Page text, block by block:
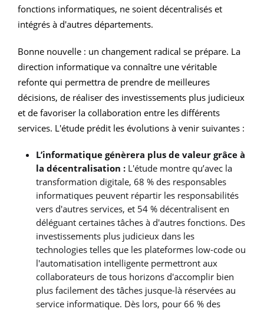
fonctions informatiques, ne soient décentralisés et
intégrés à d'autres départements.
Bonne nouvelle : un changement radical se prépare. La
direction informatique va connaître une véritable
refonte qui permettra de prendre de meilleures
décisions, de réaliser des investissements plus judicieux
et de favoriser la collaboration entre les différents
services. L'étude prédit les évolutions à venir suivantes :
L’informatique génèrera plus de valeur grâce à
la décentralisation : L'étude montre qu’avec la
transformation digitale, 68 % des responsables
informatiques peuvent répartir les responsabilités
vers d'autres services, et 54 % décentralisent en
déléguant certaines tâches à d'autres fonctions. Des
investissements plus judicieux dans les
technologies telles que les plateformes low-code ou
l'automatisation intelligente permettront aux
collaborateurs de tous horizons d'accomplir bien
plus facilement des tâches jusque-là réservées au
service informatique. Dès lors, pour 66 % des